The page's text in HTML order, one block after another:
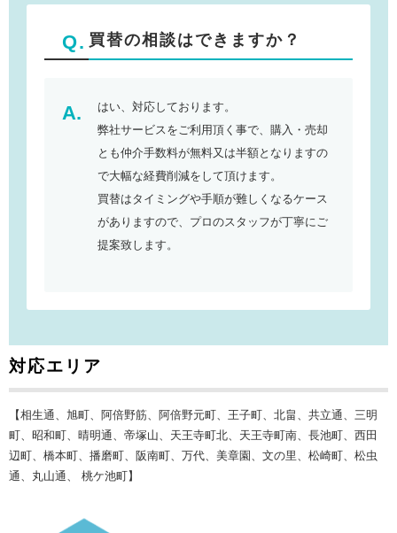
買替の相談はできますか？
はい、対応しております。
弊社サービスをご利用頂く事で、購入・売却
とも仲介手数料が無料又は半額となりますの
で大幅な経費削減をして頂けます。
買替はタイミングや手順が難しくなるケース
がありますので、プロのスタッフが丁寧にご
提案致します。
対応エリア
【相生通、 旭町、 阿倍野筋、 阿倍野元町、 王子町、 北畠、 共立通、 三明
町、 昭和町、 晴明通、 帝塚山、 天王寺町北、 天王寺町南、 長池町、 西田
辺町、 橋本町、 播磨町、 阪南町、 万代、 美章園、 文の里、 松崎町、 松虫
通、 丸山通、 桃ケ池町】